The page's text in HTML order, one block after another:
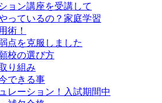
ョン講座を受講して
っているの？家庭学習
術！
点を克服しました
校の選び方
り組み
できる事
レーション！入試期間中